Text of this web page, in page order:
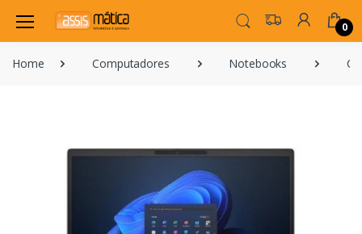
0
Home Computadores Notebooks